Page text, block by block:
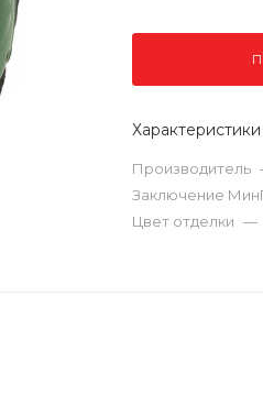
Характеристики
Производитель
Заключение
Цвет отделки —